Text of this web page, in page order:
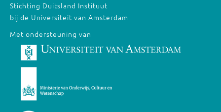
Stichting Duitsland Instituut
bij de Universiteit van Amsterdam
Met ondersteuning van